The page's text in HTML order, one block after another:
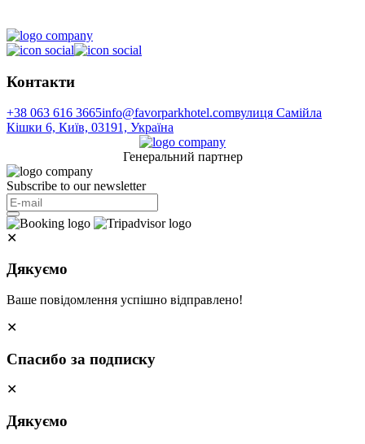
Контакти
+38 063 616 3665info@favorparkhotel.comвулиця Самійла
Кішки 6, Київ, 03191, Україна
Генеральний партнер
Subscribe to our newsletter
✕
Дякуємо
Ваше повідомлення успішно відправлено!
✕
Спасибо за подписку
✕
Дякуємо